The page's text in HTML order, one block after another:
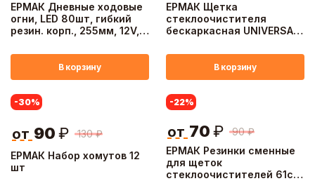
ЕРМАК Дневные ходовые
огни, LED 80шт, гибкий
резин. корп., 255мм, 12V,
В корзину
ЕРМАК Щетка
стеклоочистителя
бескаркасная UNIVERSAL
В корзину
ЕРМАК Набор хомутов 12
шт
-30%
130 ₽
от 90 ₽
ЕРМАК Резинки сменные
для щеток
стеклоочистителей 61см,
-22%
90 ₽
от 70 ₽